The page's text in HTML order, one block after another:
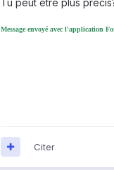
Message envoyé avec l'application
Citer